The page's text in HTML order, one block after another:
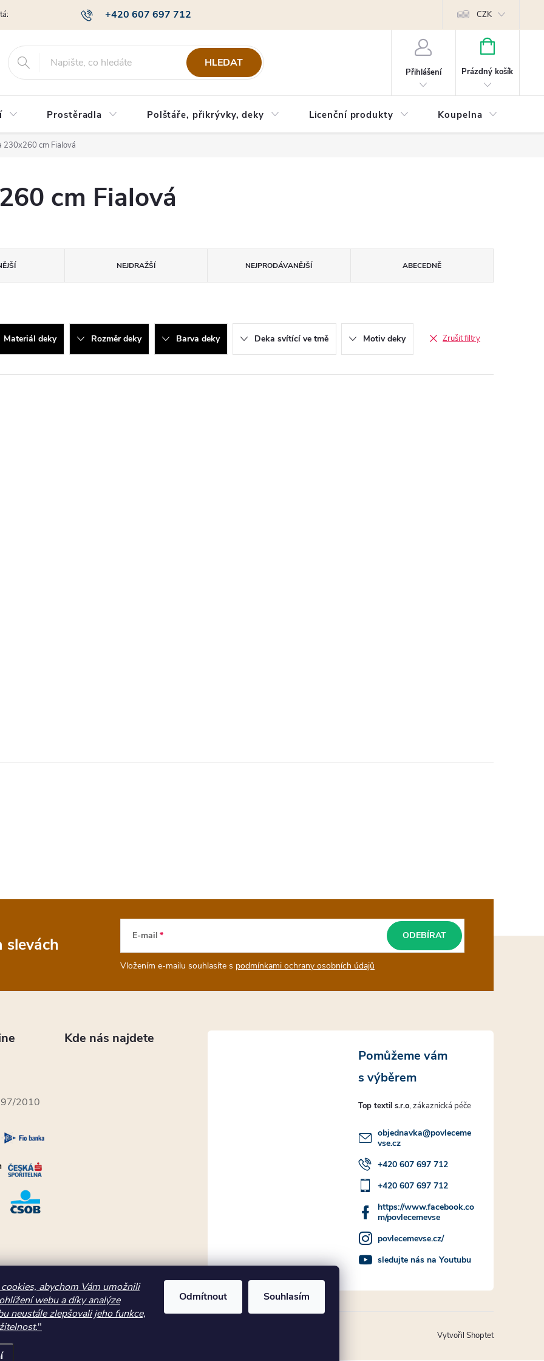
abychom Vám umožnili
webu a díky analýze
neustále zlepšovali jeho funkce,
"
Odmítnout Souhlasím
+420 607 697 712
Obchodní podmínky Podmínky ochrany osobních údajů Poptávky a B2B
CZK
HLEDAT
Přihlášení
NÁKUPNÍ
Prázdný košík
Prostěradla Polštáře, přikrývky, deky Licenční produkty Koupelna
230x260 cm Fialová
cm Fialová
NEJDRAŽŠÍ NEJPRODÁVANĚJŠÍ ABECEDNĚ
Materiál deky Rozměr deky Barva deky Deka svítící ve tmě Motiv deky Zrušit filtry
slevách E-mail
Vložením e-mailu souhlasíte s podmínkami ochrany osobních údajů
ODEBÍRAT
2010
Kde nás najdete
Top textil s.r.o
objednavka@povleceme
vse.cz
+420 607 697 712
+420 607 697 712
https://www.facebook.co
m/povlecemevse
povlecemevse.cz/
sledujte nás na Youtubu
Vytvořil Shoptet